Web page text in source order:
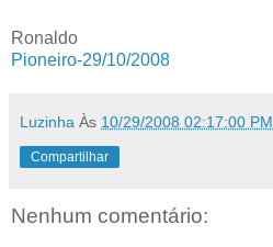
Ronaldo
Pioneiro-29/10/2008
Luzinha Às 10/29/2008 02:17:00 PM
Compartilhar
Nenhum comentário: